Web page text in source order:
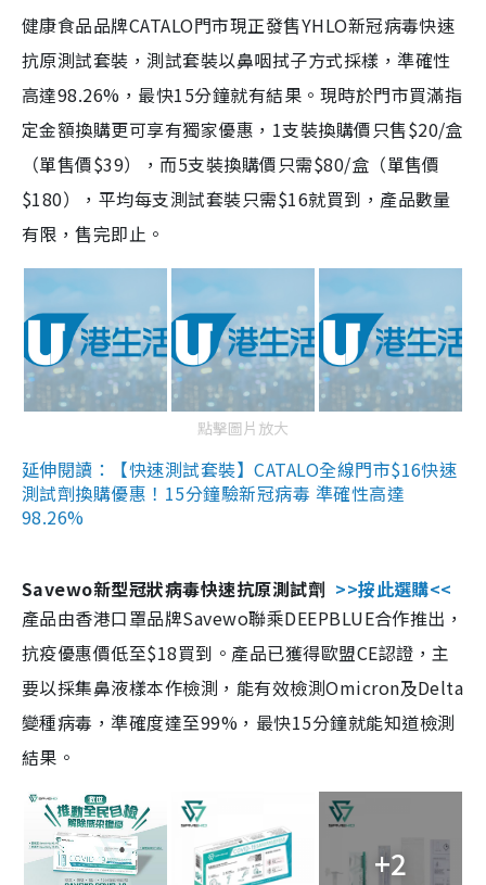
健康食品品牌CATALO門市現正發售YHLO新冠病毒快速
抗原測試套裝，測試套裝以鼻咽拭子方式採樣，準確性
高達98.26%，最快15分鐘就有結果。現時於門市買滿指
定金額換購更可享有獨家優惠，1支裝換購價只售$20/盒
（單售價$39），而5支裝換購價只需$80/盒（單售價
$180），平均每支測試套裝只需$16就買到，產品數量
有限，售完即止。
點擊圖片放大
延伸閱讀：【快速測試套裝】CATALO全線門市$16快速
測試劑換購優惠！15分鐘驗新冠病毒 準確性高達
98.26%
Savewo新型冠狀病毒快速抗原測試劑 >>按此選購<<
產品由香港口罩品牌Savewo聯乘DEEPBLUE合作推出，
抗疫優惠價低至$18買到。產品已獲得歐盟CE認證，主
要以採集鼻液樣本作檢測，能有效檢測Omicron及Delta
變種病毒，準確度達至99%，最快15分鐘就能知道檢測
結果。
+2